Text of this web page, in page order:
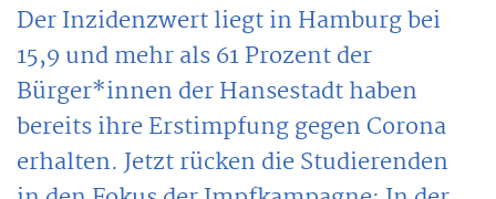
Der Inzidenzwert liegt in Hamburg bei
15,9 und mehr als 61 Prozent der
Bürger*innen der Hansestadt haben
bereits ihre Erstimpfung gegen Corona
erhalten. Jetzt rücken die Studierenden